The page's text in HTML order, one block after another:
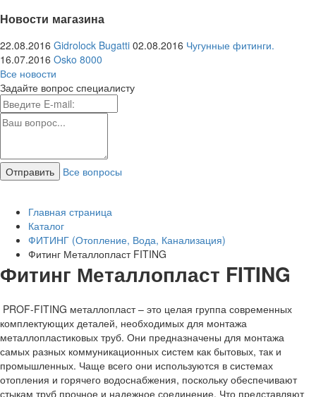
Новости магазина
22.08.2016 Gidrolock Bugatti 02.08.2016 Чугунные фитинги.
16.07.2016 Osko 8000
Все новости
Задайте вопрос специалисту
Все вопросы
Главная страница
Каталог
ФИТИНГ (Отопление, Вода, Канализация)
Фитинг Металлопласт FITING
Фитинг Металлопласт FITING
PROF-FITING металлопласт – это целая группа современных
комплектующих деталей, необходимых для монтажа
металлопластиковых труб. Они предназначены для монтажа
самых разных коммуникационных систем как бытовых, так и
промышленных. Чаще всего они используются в системах
отопления и горячего водоснабжения, поскольку обеспечивают
стыкам труб прочное и надежное соединение. Что представляют